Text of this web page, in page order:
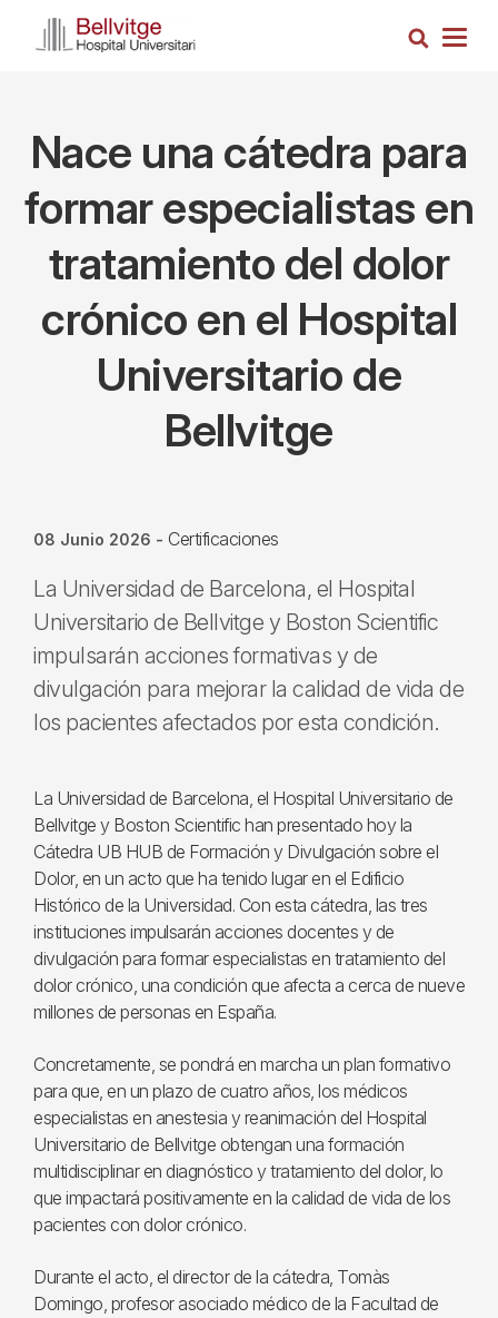
Busca
Nace una cátedra para
formar especialistas en
tratamiento del dolor
crónico en el Hospital
Universitario de
Bellvitge
08 Junio 2026 - Certificaciones
La Universidad de Barcelona, el Hospital
Universitario de Bellvitge y Boston Scientific
impulsarán acciones formativas y de
divulgación para mejorar la calidad de vida de
los pacientes afectados por esta condición.
La Universidad de Barcelona, el Hospital Universitario de
Bellvitge y Boston Scientific han presentado hoy la
Cátedra UB HUB de Formación y Divulgación sobre el
Dolor, en un acto que ha tenido lugar en el Edificio
Histórico de la Universidad. Con esta cátedra, las tres
instituciones impulsarán acciones docentes y de
divulgación para formar especialistas en tratamiento del
dolor crónico, una condición que afecta a cerca de nueve
millones de personas en España.
Concretamente, se pondrá en marcha un plan formativo
para que, en un plazo de cuatro años, los médicos
especialistas en anestesia y reanimación del Hospital
Universitario de Bellvitge obtengan una formación
multidisciplinar en diagnóstico y tratamiento del dolor, lo
que impactará positivamente en la calidad de vida de los
pacientes con dolor crónico.
Durante el acto, el director de la cátedra, Tomàs
Domingo, profesor asociado médico de la Facultad de